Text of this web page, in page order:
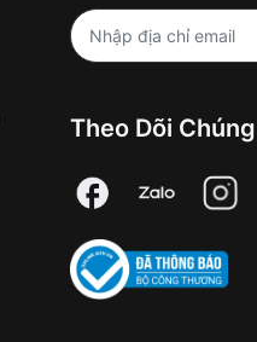
Theo Dõi